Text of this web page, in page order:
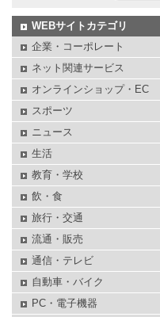
WEBサイトカテゴリ
企業・コーポレート
ネット関連サービス
オンラインショップ・EC
スポーツ
ニュース
生活
教育・学校
飲・食
旅行・交通
流通・販売
通信・テレビ
自動車・バイク
PC・電子機器